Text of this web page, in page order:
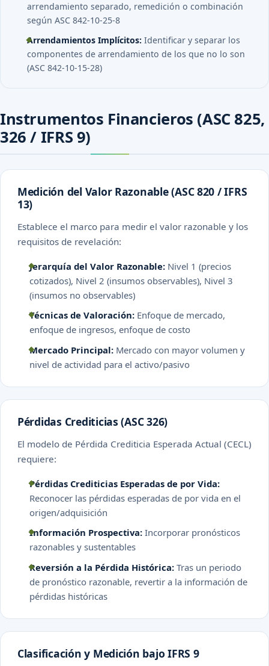
arrendamiento separado, remedición o combinación
según ASC 842-10-25-8
Arrendamientos Implícitos: Identificar y separar los
componentes de arrendamiento de los que no lo son
(ASC 842-10-15-28)
Instrumentos Financieros (ASC 825,
326 / IFRS 9)
Medición del Valor Razonable (ASC 820 / IFRS
13)
Establece el marco para medir el valor razonable y los
requisitos de revelación:
Jerarquía del Valor Razonable: Nivel 1 (precios
cotizados), Nivel 2 (insumos observables), Nivel 3
(insumos no observables)
Técnicas de Valoración: Enfoque de mercado,
enfoque de ingresos, enfoque de costo
Mercado Principal: Mercado con mayor volumen y
nivel de actividad para el activo/pasivo
Pérdidas Crediticias (ASC 326)
El modelo de Pérdida Crediticia Esperada Actual (CECL)
requiere:
Pérdidas Crediticias Esperadas de por Vida:
Reconocer las pérdidas esperadas de por vida en el
origen/adquisición
Información Prospectiva: Incorporar pronósticos
razonables y sustentables
Reversión a la Pérdida Histórica: Tras un periodo
de pronóstico razonable, revertir a la información de
pérdidas históricas
Clasificación y Medición bajo IFRS 9